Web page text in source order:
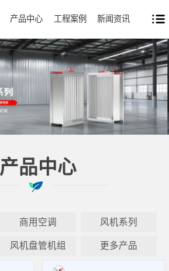
产品中心 工程案例 新闻资讯
产品中心
商用空调 风机系列
风机盘管机组 更多产品